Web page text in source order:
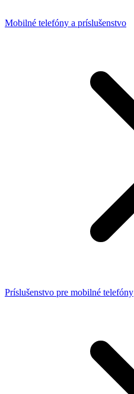
Mobilné telefóny a príslušenstvo
Príslušenstvo pre mobilné telefóny